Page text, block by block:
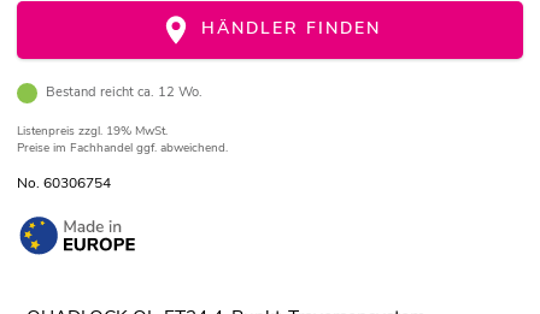
HÄNDLER FINDEN
Bestand reicht ca. 12 Wo.
Listenpreis zzgl. 19% MwSt.
Preise im Fachhandel ggf. abweichend.
No. 60306754